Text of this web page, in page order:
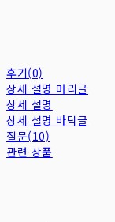
후기(0)
상세 설명 머리글
상세 설명
상세 설명 바닥글
질문(10)
관련 상품